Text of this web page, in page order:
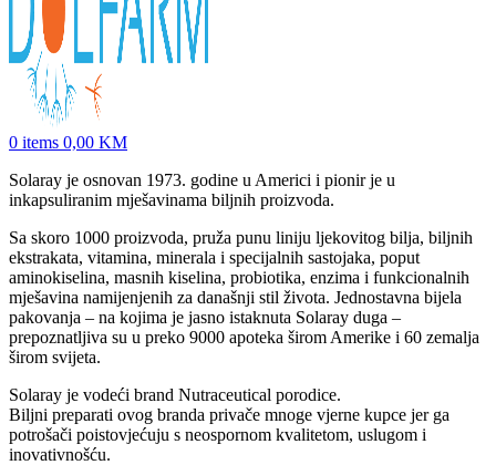
0 items 0,00 KM
Solaray je osnovan 1973. godine u Americi i pionir je u
inkapsuliranim mješavinama biljnih proizvoda.
Sa skoro 1000 proizvoda, pruža punu liniju ljekovitog bilja, biljnih
ekstrakata, vitamina, minerala i specijalnih sastojaka, poput
aminokiselina, masnih kiselina, probiotika, enzima i funkcionalnih
mješavina namijenjenih za današnji stil života. Jednostavna bijela
pakovanja – na kojima je jasno istaknuta Solaray duga –
prepoznatljiva su u preko 9000 apoteka širom Amerike i 60 zemalja
širom svijeta.
Solaray je vodeći brand Nutraceutical porodice.
Biljni preparati ovog branda privače mnoge vjerne kupce jer ga
potrošači poistovjećuju s neospornom kvalitetom, uslugom i
inovativnošću.